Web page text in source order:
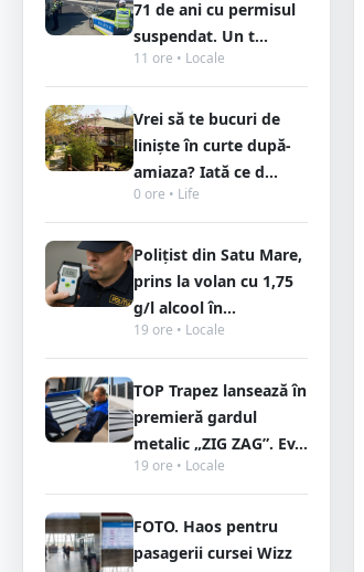
71 de ani cu permisul
suspendat. Un t...
11 ore • Locale
Vrei să te bucuri de
liniște în curte după-
amiaza? Iată ce d...
0 ore • Life
Polițist din Satu Mare,
prins la volan cu 1,75
g/l alcool în...
19 ore • Locale
TOP Trapez lansează în
premieră gardul
metalic „ZIG ZAG”. Ev...
19 ore • Locale
FOTO. Haos pentru
pasagerii cursei Wizz